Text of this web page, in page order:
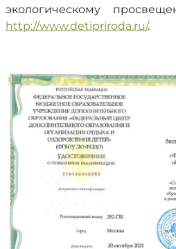
экологическому
http://www.detipriroda.ru/.